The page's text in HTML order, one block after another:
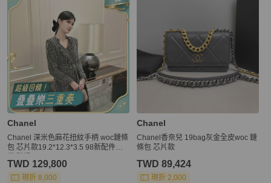
Chanel
Chanel 深米色麻花扭紋手柄 woc鏈條
包 芯片款19.2*12.3*3.5 98新配件塵
TWD 129,800
現折 8,000
Chanel
Chanel香奈兒 19bag灰金全皮woc 鏈
條包 芯片款
TWD 89,424
現折 2,000